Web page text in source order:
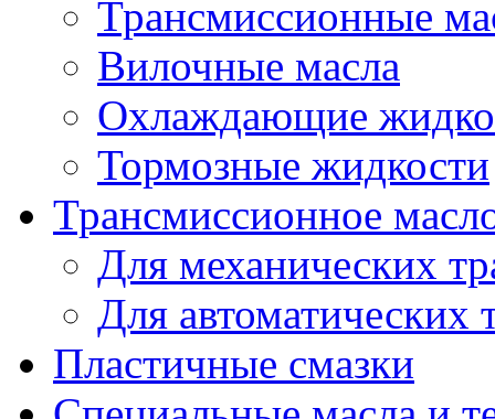
Трансмиссионные
Вилочные масла
Охлаждающие
Тормозные жидкости
Трансмиссионное
Для механических
Для автоматических
Пластичные смазки